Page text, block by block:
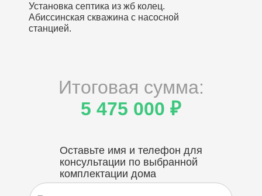
Установка септика из жб колец.
Абиссинская скважина с насосной
станцией.
Итоговая сумма:
5 475 000 ₽
Оставьте имя и телефон для
консультации по выбранной
комплектации дома